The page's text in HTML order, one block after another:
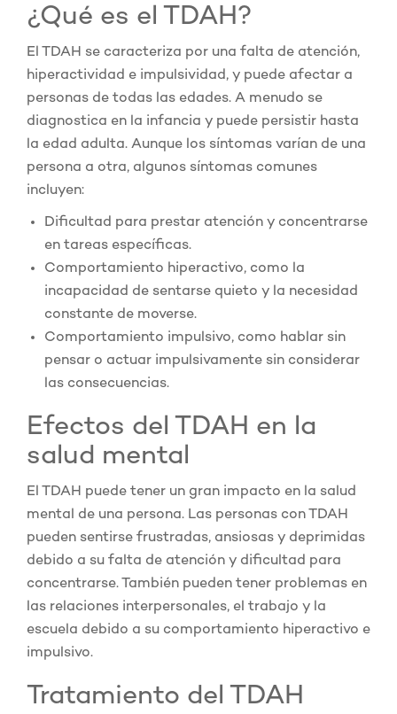
¿Qué es el TDAH?
El TDAH se caracteriza por una falta de atención,
hiperactividad e impulsividad, y puede afectar a
personas de todas las edades. A menudo se
diagnostica en la infancia y puede persistir hasta
la edad adulta. Aunque los síntomas varían de una
persona a otra, algunos síntomas comunes
incluyen:
Dificultad para prestar atención y concentrarse
en tareas específicas.
Comportamiento hiperactivo, como la
incapacidad de sentarse quieto y la necesidad
constante de moverse.
Comportamiento impulsivo, como hablar sin
pensar o actuar impulsivamente sin considerar
las consecuencias.
Efectos del TDAH en la
salud mental
El TDAH puede tener un gran impacto en la salud
mental de una persona. Las personas con TDAH
pueden sentirse frustradas, ansiosas y deprimidas
debido a su falta de atención y dificultad para
concentrarse. También pueden tener problemas en
las relaciones interpersonales, el trabajo y la
escuela debido a su comportamiento hiperactivo e
impulsivo.
Tratamiento del TDAH